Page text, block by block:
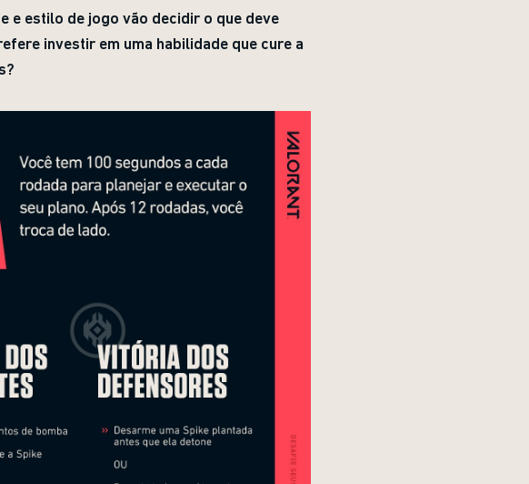
e estilo de jogo vão decidir o que deve
investir em uma habilidade que cure a